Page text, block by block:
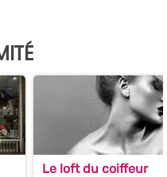
Le loft du coiffeur